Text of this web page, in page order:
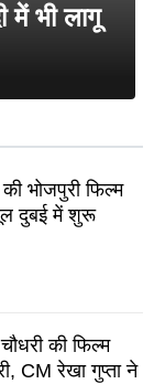
की भोजपुरी फिल्म
दुबई में शुरू
चौधरी की फिल्म
CM रेखा गुप्ता ने
में भी लागू